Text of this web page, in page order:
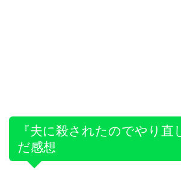
『夫に殺されたのでやり直
だ感想